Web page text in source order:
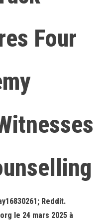
Four
Reddit.
le 24 mars 2025 à